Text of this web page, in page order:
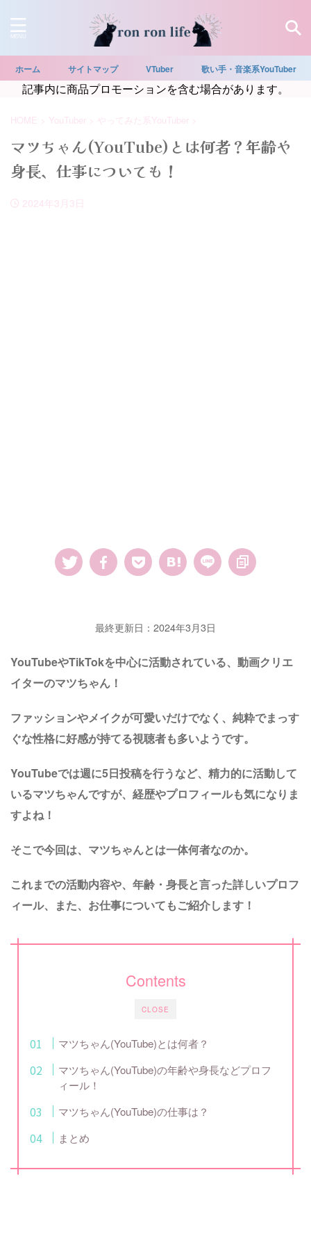
ホーム サイトマップ VTuber 歌い手・音楽系YouTuber
記事内に商品プロモーションを含む場合があります。
HOME > YouTuber > やってみた系YouTuber >
マツちゃん(YouTube)とは何者？年齢や
身長、仕事についても！
2024年3月3日
最終更新日：2024年3月3日
YouTubeやTikTokを中心に活動されている、動画クリエ
イターのマツちゃん！
ファッションやメイクが可愛いだけでなく、純粋でまっす
ぐな性格に好感が持てる視聴者も多いようです。
YouTubeでは週に5日投稿を行うなど、精力的に活動して
いるマツちゃんですが、経歴やプロフィールも気になりま
すよね！
そこで今回は、マツちゃんとは一体何者なのか。
これまでの活動内容や、年齢・身長と言った詳しいプロフ
ィール、また、 お仕事についてもご紹介します！
CLOSE
Contents
マツちゃん(YouTube)とは何者？
マツちゃん(YouTube)の年齢や身長などプロフ
ィール！
マツちゃん(YouTube)の仕事は？
まとめ